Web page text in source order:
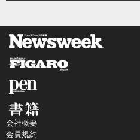
会社概要
会員規約